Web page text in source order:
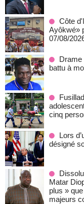
Côte
Ayôkwé»
07/08/
Drame
battu à
cinq
Lors
désigné
Matar
plus »
majeurs